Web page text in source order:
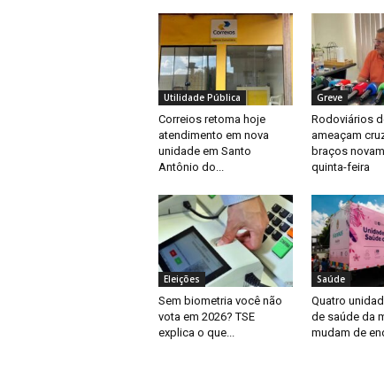
Utilidade Pública
Correios retoma hoje
atendimento em nova
unidade em Santo
Antônio do...
Greve
Rodoviários
ameaçam
braços
quinta-feira
Eleições
Sem biometria você não
vota em 2026? TSE
explica o que...
Saúde
Quatro
de saúde da
mudam de